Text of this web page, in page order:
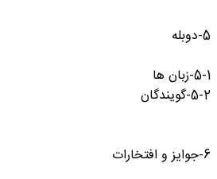
5-دوبله
5-1-زبان ها
5-2-گویندگان
6-جوایز و افتخارات